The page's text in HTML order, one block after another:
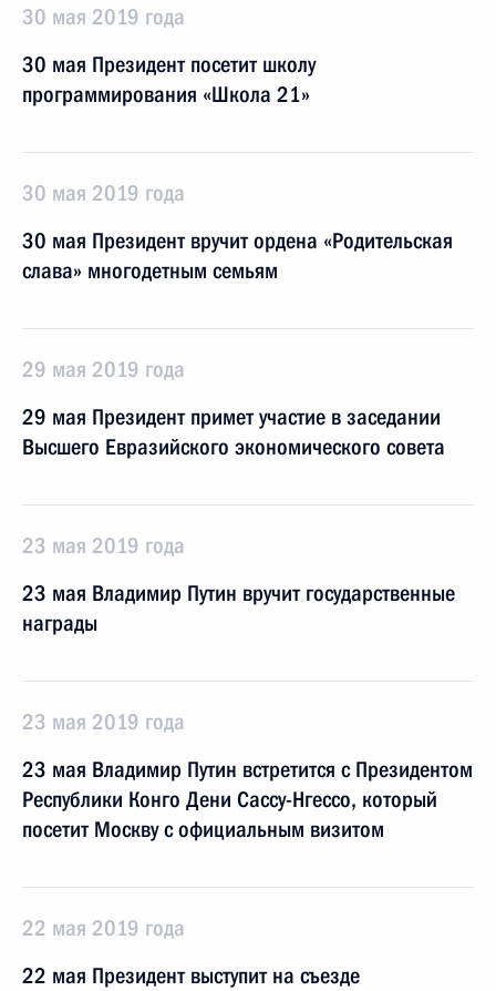
30 мая 2019 года
30 мая Президент посетит школу
программирования «Школа 21»
30 мая 2019 года
30 мая Президент вручит ордена «Родительская
слава» многодетным семьям
29 мая 2019 года
29 мая Президент примет участие в заседании
Высшего Евразийского экономического совета
23 мая 2019 года
23 мая Владимир Путин вручит государственные
награды
23 мая 2019 года
23 мая Владимир Путин встретится с Президентом
Республики Конго Дени Сассу-Нгессо, который
посетит Москву с официальным визитом
22 мая 2019 года
22 мая Президент выступит на съезде